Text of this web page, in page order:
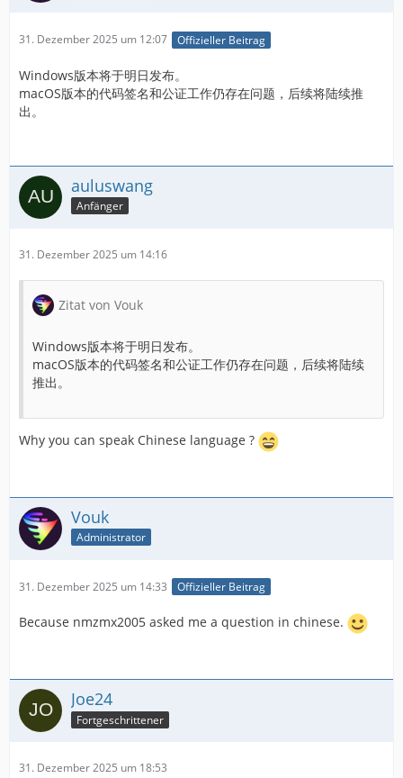
31. Dezember 2025 um 12:07 Offizieller Beitrag
Windows版本将于明日发布。
macOS版本的代码签名和公证工作仍存在问题，后续将陆续推
出。
auluswang
Anfänger
31. Dezember 2025 um 14:16
Zitat von Vouk
Windows版本将于明日发布。
macOS版本的代码签名和公证工作仍存在问题，后续将陆续
推出。
Why you can speak Chinese language ?
Vouk
Administrator
31. Dezember 2025 um 14:33 Offizieller Beitrag
Because nmzmx2005 asked me a question in chinese.
Joe24
Fortgeschrittener
31. Dezember 2025 um 18:53